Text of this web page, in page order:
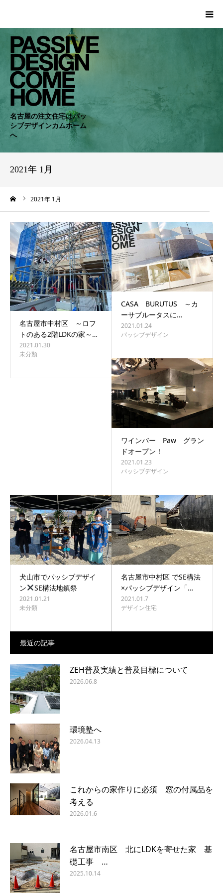
名古屋の注文住宅はパッ
シブデザインカムホーム
へ
2021年 1月
2021年 1月
名古屋市中村区 ～ロフ
トのある2階LDKの家～…
2021.01.30
未分類
CASA BURUTUS ～カ
ーサブルータスに…
2021.01.24
パッシブデザイン
ワインバー Paw グラン
ドオープン！
2021.01.23
パッシブデザイン
犬山市でパッシブデザイ
ン
SE構法地鎮祭
2021.01.21
未分類
名古屋市中村区 でSE構法
×パッシブデザイン「…
2021.01.7
デザイン住宅
最近の記事
ZEH普及実績と普及目標について
2026.06.8
環境塾へ
2026.04.13
これからの家作りに必須 窓の付属品を
考える
2026.01.6
名古屋市南区 北にLDKを寄せた家 基
礎工事 …
2025.10.14
HOME
WORKS
COMPANY
CONCEPT
NEWS
BLOG
CONTACT